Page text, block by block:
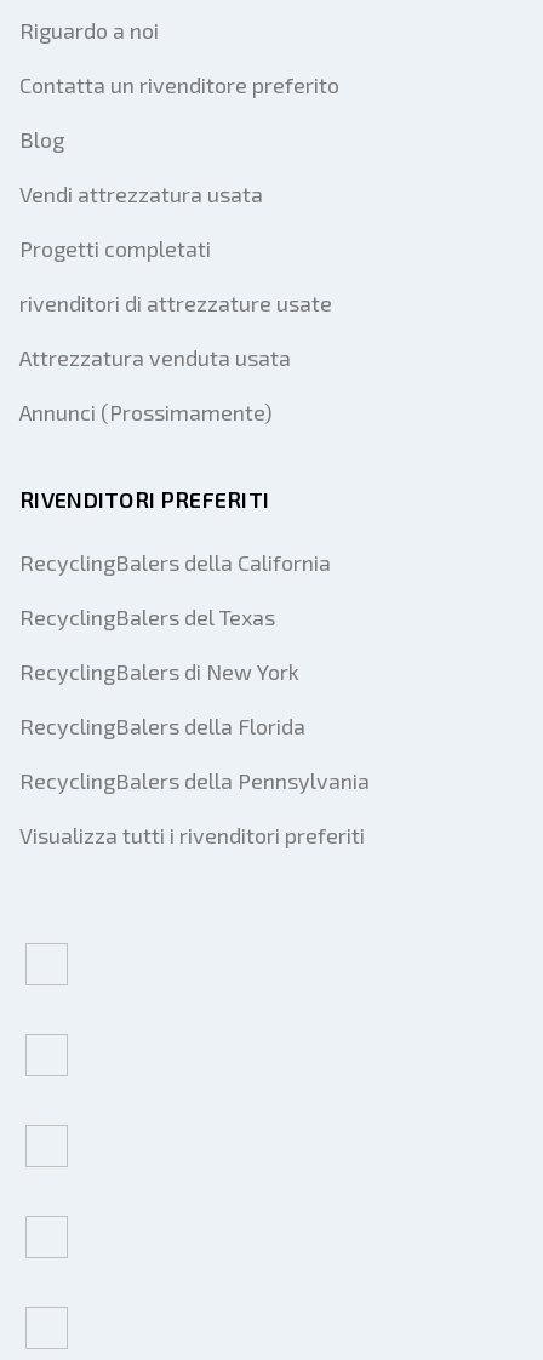
Riguardo a noi
Contatta un rivenditore preferito
Blog
Vendi attrezzatura usata
Progetti completati
rivenditori di attrezzature usate
Attrezzatura venduta usata
Annunci (Prossimamente)
RIVENDITORI PREFERITI
RecyclingBalers della California
RecyclingBalers del Texas
RecyclingBalers di New York
RecyclingBalers della Florida
RecyclingBalers della Pennsylvania
Visualizza tutti i rivenditori preferiti